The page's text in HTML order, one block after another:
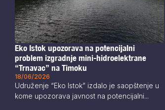
Eko Istok upozorava na potencijalni
problem izgradnje mini-hidroelektrane
“Trnavac” na Timoku
18/06/2026
Udruženje “Eko Istok” izdalo je saopštenje u
kome upozorava javnost na potencijalni...